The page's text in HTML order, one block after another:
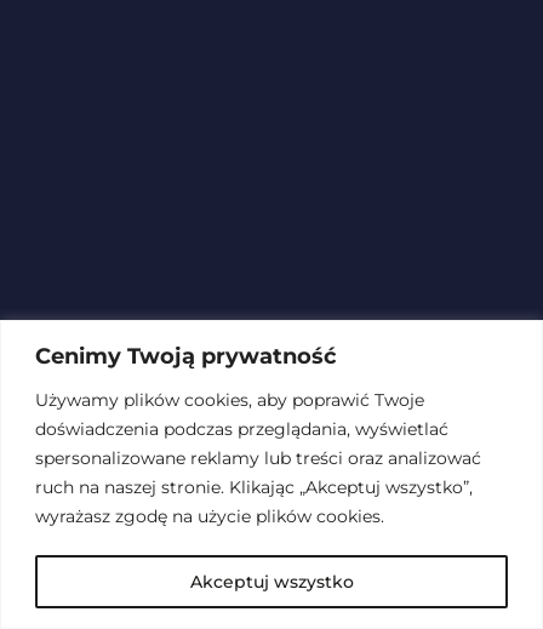
Cenimy Twoją prywatność
Używamy plików cookies, aby poprawić Twoje
doświadczenia podczas przeglądania, wyświetlać
spersonalizowane reklamy lub treści oraz analizować
ruch na naszej stronie. Klikając „Akceptuj wszystko”,
wyrażasz zgodę na użycie plików cookies.
Akceptuj wszystko